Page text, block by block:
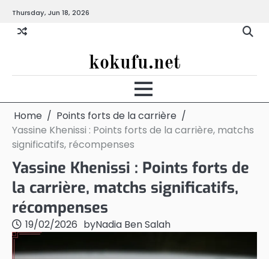
content
Thursday, Jun 18, 2026
kokufu.net
Home
Points forts de la carrière
Yassine Khenissi : Points forts de la carrière, matchs
significatifs, récompenses
Yassine Khenissi : Points forts de
la carrière, matchs significatifs,
récompenses
19/02/2026 byNadia Ben Salah